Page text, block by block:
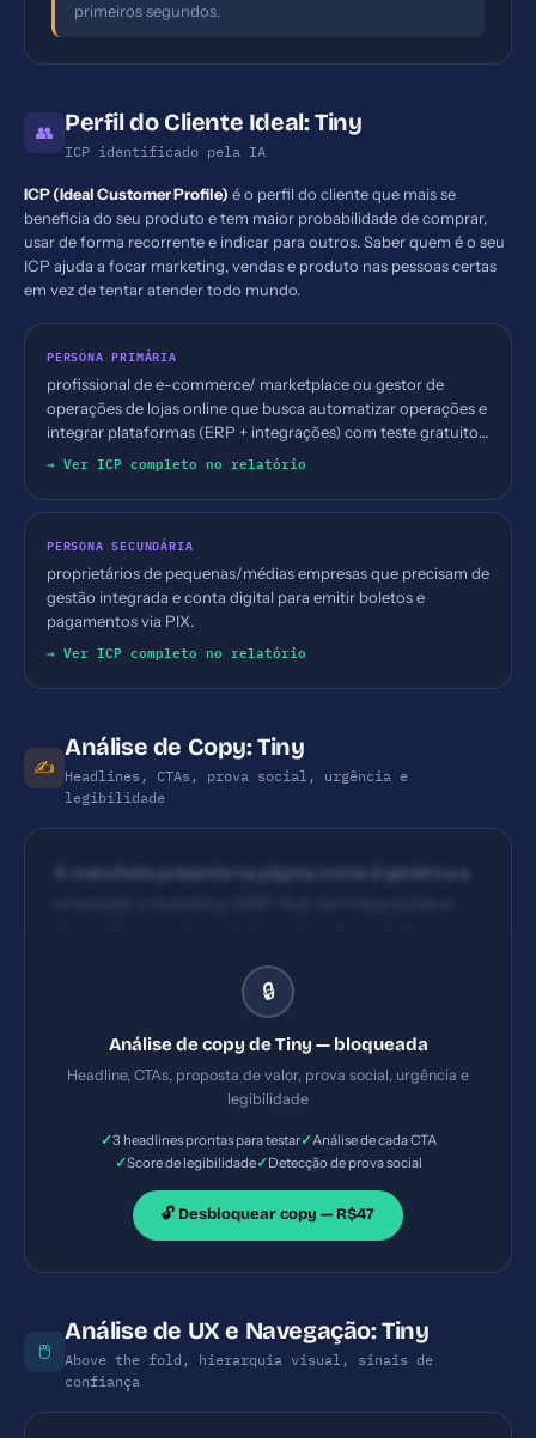
primeiros segundos.
👥 Perfil do Cliente Ideal: Tiny
ICP identificado pela IA
ICP (Ideal Customer Profile) é o perfil do cliente que mais se
beneficia do seu produto e tem maior probabilidade de comprar,
usar de forma recorrente e indicar para outros. Saber quem é o seu
ICP ajuda a focar marketing, vendas e produto nas pessoas certas
em vez de tentar atender todo mundo.
PERSONA PRIMÁRIA
profissional de e-commerce/ marketplace ou gestor de
operações de lojas online que busca automatizar operações e
integrar plataformas (ERP + integrações) com teste gratuito,
provável setor varejo online e multicanal.
→ Ver ICP completo no relatório
PERSONA SECUNDÁRIA
proprietários de pequenas/médias empresas que precisam de
gestão integrada e conta digital para emitir boletos e
pagamentos via PIX.
→ Ver ICP completo no relatório
✍️
Análise de Copy: Tiny
Headlines, CTAs, prova social, urgência e
legibilidade
A manchete presente na página inicial é genérica e
clareza sobre o benefício imediato para o usuário e
proposta de valor explícita em 1-2 frases. Impacto
específico (ex.: 'automatize vendas online em
minutos' ou 'gestão integrada com teste grátis').
'saiba como', 'comece a integrar', 'saiba mais', mas
principal único com ação clara na dobra.
Recomenda-se consolidar um CTA principal acima
da dobra com verbo de ação direto (ex.: 'Teste grátis
🔒
Análise de copy de Tiny — bloqueada
Headline, CTAs, proposta de valor, prova social, urgência e
legibilidade
✓3 headlines prontas para testar✓Análise de cada CTA
✓Score de legibilidade✓Detecção de prova social
🔓 Desbloquear copy — R$47
🖱️
Análise de UX e Navegação: Tiny
Above the fold, hierarquia visual, sinais de
confiança